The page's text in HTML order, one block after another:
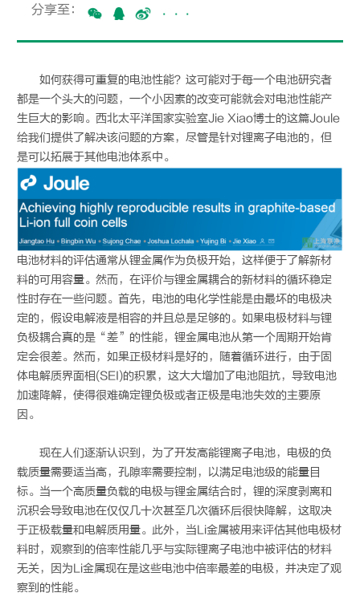
分享至： ···
如何获得可重复的电池性能？这可能对于每一个电池研究者
都是一个头大的问题，一个小因素的改变可能就会对电池性能产
生巨大的影响。西北太平洋国家实验室Jie Xiao博士的这篇Joule
给我们提供了解决该问题的方案，尽管是针对锂离子电池的，但
是可以拓展于其他电池体系中。
电池材料的评估通常从锂金属作为负极开始，这样便于了解新材
料的可用容量。然而，在评价与锂金属耦合的新材料的循环稳定
性时存在一些问题。首先，电池的电化学性能是由最坏的电极决
定的，假设电解液是相容的并且总是足够的。如果电极材料与锂
负极耦合真的是“差”的性能，锂金属电池从第一个周期开始肯
定会很差。然而，如果正极材料是好的，随着循环进行，由于固
体电解质界面相(SEI)的积累，这大大增加了电池阻抗，导致电池
加速降解，使得很难确定锂负极或者正极是电池失效的主要原
因。
现在人们逐渐认识到，为了开发高能锂离子电池，电极的负
载质量需要适当高，孔隙率需要控制，以满足电池级的能量目
标。当一个高质量负载的电极与锂金属结合时，锂的深度剥离和
沉积会导致电池在仅仅几十次甚至几次循环后很快降解，这取决
于正极载量和电解质用量。此外，当Li金属被用来评估其他电极材
料时，观察到的倍率性能几乎与实际锂离子电池中被评估的材料
无关，因为Li金属现在是这些电池中倍率最差的电极，并决定了观
察到的性能。